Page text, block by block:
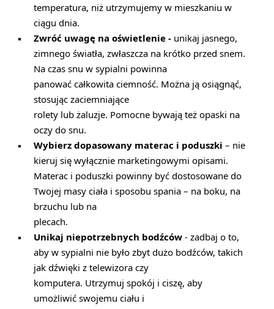
temperatura, niż utrzymujemy w mieszkaniu w
ciągu dnia.
Zwróć uwagę na oświetlenie - unikaj jasnego,
zimnego światła, zwłaszcza na krótko przed snem.
Na czas snu w sypialni powinna
panować całkowita ciemność. Można ją osiągnąć,
stosując zaciemniające
rolety lub żaluzje. Pomocne bywają też opaski na
oczy do snu.
Wybierz dopasowany materac i poduszki – nie
kieruj się wyłącznie marketingowymi opisami.
Materac i poduszki powinny być dostosowane do
Twojej masy ciała i sposobu spania – na boku, na
brzuchu lub na
plecach.
Unikaj niepotrzebnych bodźców - zadbaj o to,
aby w sypialni nie było zbyt dużo bodźców, takich
jak dźwięki z telewizora czy
komputera. Utrzymuj spokój i ciszę, aby
umożliwić swojemu ciału i